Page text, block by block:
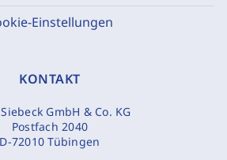
Einstellungen
KONTAKT
GmbH & Co. KG
Postfach 2040
D-72010 Tübingen